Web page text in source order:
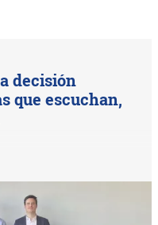
decisión
que escuchan,